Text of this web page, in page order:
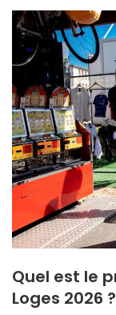
Quel est le
Loges 2026 ?